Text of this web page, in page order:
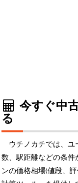
今すぐ中
る
ウチノカチでは、
数、駅距離などの条件
ンの価格相場(値段、